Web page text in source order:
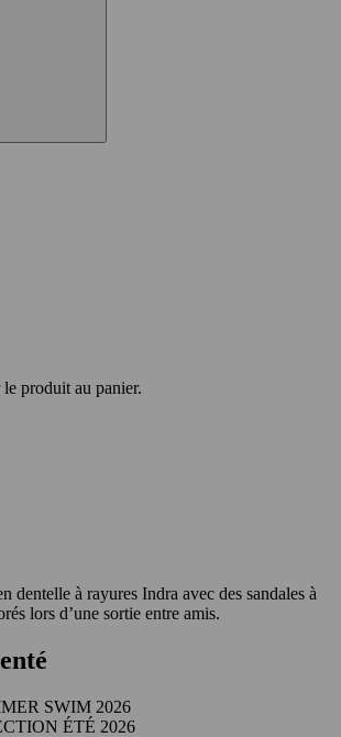
produit au panier.
dentelle à rayures Indra avec des sandales à
lors d’une sortie entre amis.
ÉTÉ 2026